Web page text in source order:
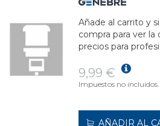
Añade al carrito y
compra para ver la
precios para
9,99 €
Impuestos no incluidos.
AÑADIR AL